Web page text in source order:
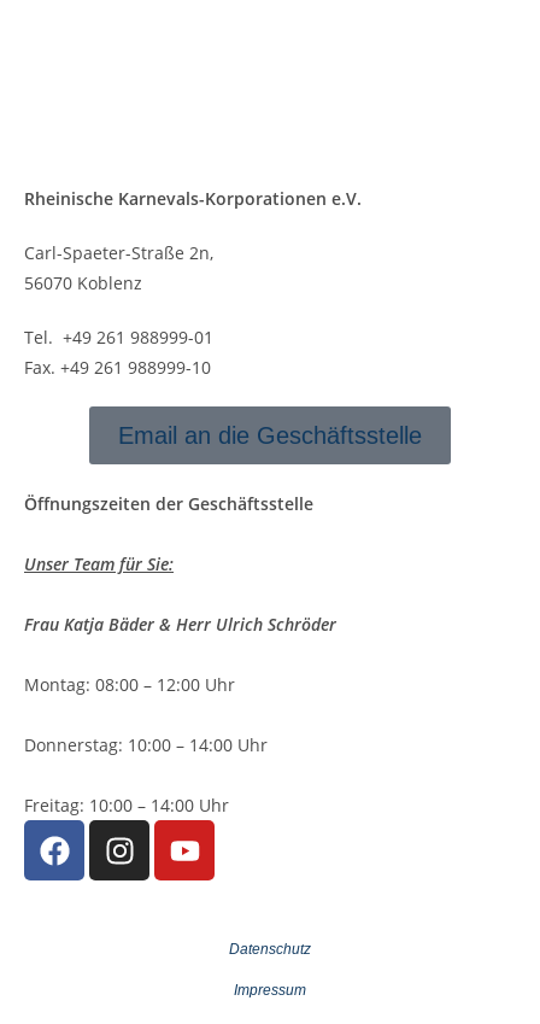
Rheinische Karnevals-Korporationen e.V.
Carl-Spaeter-Straße 2n,
56070 Koblenz
Tel. +49 261 988999-01
Fax. +49 261 988999-10
Email an die Geschäftsstelle
Öffnungszeiten der Geschäftsstelle
Unser Team für Sie:
Frau Katja Bäder & Herr Ulrich Schröder
Montag: 08:00 – 12:00 Uhr
Donnerstag: 10:00 – 14:00 Uhr
Freitag: 10:00 – 14:00 Uhr
Datenschutz
Impressum